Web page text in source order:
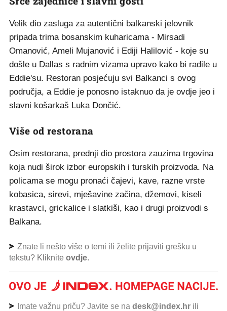
Velik dio zasluga za autentični balkanski jelovnik
pripada trima bosanskim kuharicama - Mirsadi
Omanović, Ameli Mujanović i Ediji Halilović - koje su
došle u Dallas s radnim vizama upravo kako bi radile u
Eddie'su. Restoran posjećuju svi Balkanci s ovog
područja, a Eddie je ponosno istaknuo da je ovdje jeo i
slavni košarkaš Luka Dončić.
Više od restorana
Osim restorana, prednji dio prostora zauzima trgovina
koja nudi širok izbor europskih i turskih proizvoda. Na
policama se mogu pronaći čajevi, kave, razne vrste
kobasica, sirevi, mješavine začina, džemovi, kiseli
krastavci, grickalice i slatkiši, kao i drugi proizvodi s
Balkana.
Znate li nešto više o temi ili želite prijaviti grešku u
tekstu? Kliknite ovdje.
Imate važnu priču? Javite se na desk@index.hr ili